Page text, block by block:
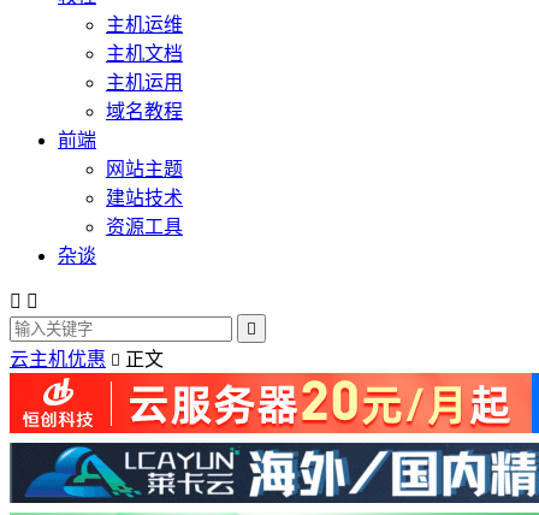
主机运维
主机文档
主机运用
域名教程
前端
网站主题
建站技术
资源工具
杂谈
 

云主机优惠  正文